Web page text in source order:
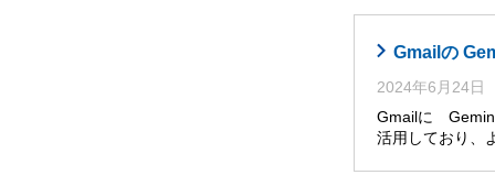
Gmailの
2024年6月24日
Gmailに Gemini
活用しており、